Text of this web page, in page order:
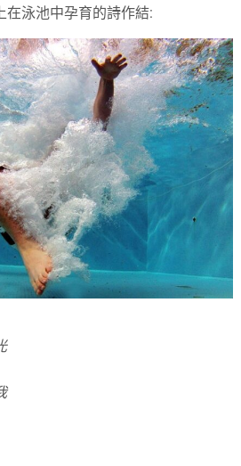
在泳池中孕育的詩作結: